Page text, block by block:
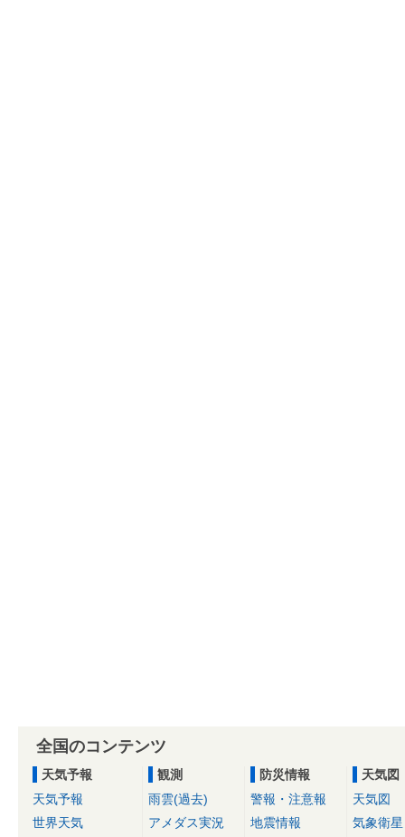
全国のコンテンツ
天気予報
天気予報
世界天気
観測
雨雲(過去)
アメダス実況
防災情報
警報・注意報
地震情報
天気図
天気図
気象衛星